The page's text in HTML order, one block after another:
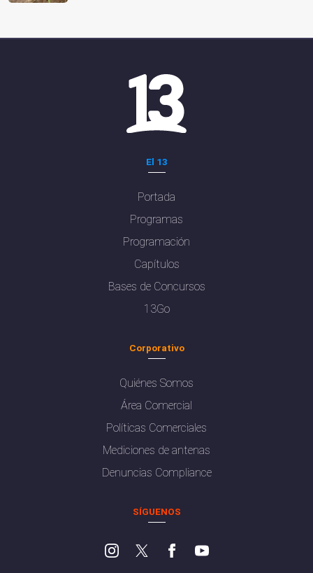
El 13
Portada
Programas
Programación
Capítulos
Bases de Concursos
13Go
Corporativo
Quiénes Somos
Área Comercial
Políticas Comerciales
Mediciones de antenas
Denuncias Compliance
SÍGUENOS